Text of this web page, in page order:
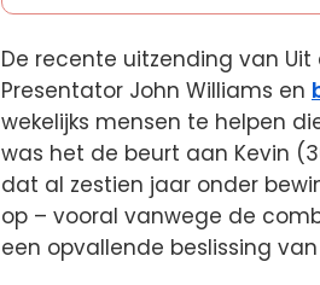
De recente uitzending van
Presentator John Williams en
wekelijks mensen te helpen
was het de beurt aan Kevin
dat al zestien jaar onder
op – vooral vanwege de
een opvallende beslissing